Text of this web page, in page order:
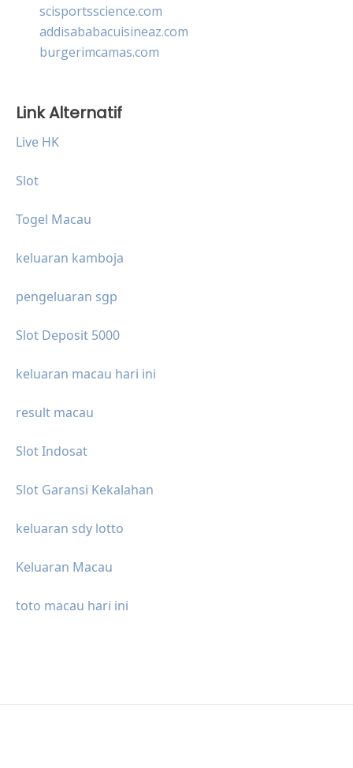
scisportsscience.com
addisababacuisineaz.com
burgerimcamas.com
Link Alternatif
Live HK
Slot
Togel Macau
keluaran kamboja
pengeluaran sgp
Slot Deposit 5000
keluaran macau hari ini
result macau
Slot Indosat
Slot Garansi Kekalahan
keluaran sdy lotto
Keluaran Macau
toto macau hari ini